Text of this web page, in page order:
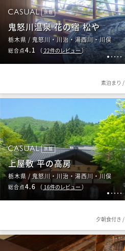
12 3 4 5
旅館
鬼怒川温泉 花の宿 松や
栃木県 / 鬼怒川・川治・湯西川・川俣
総合点4.1 （ 22件のレビュー）
素泊まり /
1 23 4 5
旅館
上屋敷 平の高房
栃木県 / 鬼怒川・川治・湯西川・川俣
総合点4.6 （ 16件のレビュー ）
夕朝食付き /